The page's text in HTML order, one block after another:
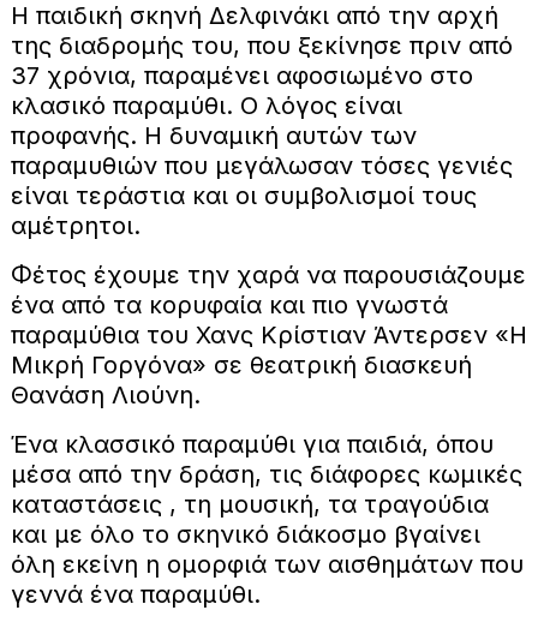
Η παιδική σκηνή Δελφινάκι από την αρχή
της διαδρομής του, που ξεκίνησε πριν από
37 χρόνια, παραμένει αφοσιωμένο στο
κλασικό παραμύθι. Ο λόγος είναι
προφανής. Η δυναμική αυτών των
παραμυθιών που μεγάλωσαν τόσες γενιές
είναι τεράστια και οι συμβολισμοί τους
αμέτρητοι.
Φέτος έχουμε την χαρά να παρουσιάζουμε
ένα από τα κορυφαία και πιο γνωστά
παραμύθια του Χανς Κρίστιαν Άντερσεν «Η
Μικρή Γοργόνα» σε θεατρική διασκευή
Θανάση Λιούνη.
Ένα κλασσικό παραμύθι για παιδιά, όπου
μέσα από την δράση, τις διάφορες κωμικές
καταστάσεις , τη μουσική, τα τραγούδια
και με όλο το σκηνικό διάκοσμο βγαίνει
όλη εκείνη η ομορφιά των αισθημάτων που
γεννά ένα παραμύθι.